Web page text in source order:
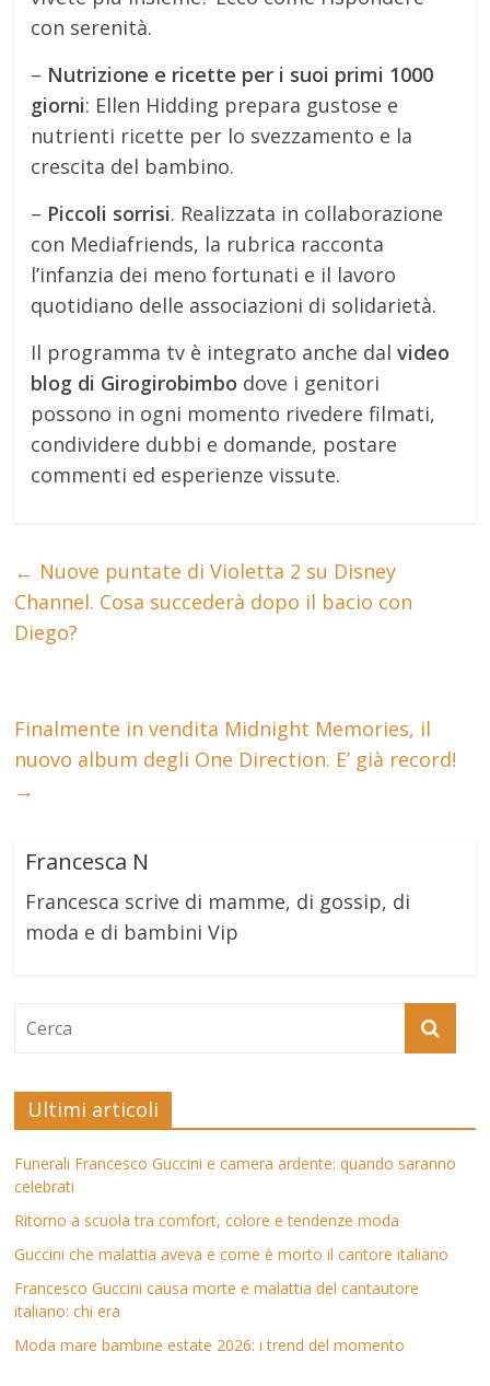
con serenità.
– Nutrizione e ricette per i suoi primi 1000
giorni: Ellen Hidding prepara gustose e
nutrienti ricette per lo svezzamento e la
crescita del bambino.
– Piccoli sorrisi. Realizzata in collaborazione
con Mediafriends, la rubrica racconta
l’infanzia dei meno fortunati e il lavoro
quotidiano delle associazioni di solidarietà.
Il programma tv è integrato anche dalvideo
blog di Girogirobimbo dove i genitori
possono in ogni momento rivedere filmati,
condividere dubbi e domande, postare
commenti ed esperienze vissute.
← Nuove puntate di Violetta 2 su Disney
Channel. Cosa succederà dopo il bacio con
Diego?
Finalmente in vendita Midnight Memories, il
nuovo album degli One Direction. E’ già record!
→
Francesca N
Francesca scrive di mamme, di gossip, di
moda e di bambini Vip
Ultimi articoli
Funerali Francesco Guccini e camera ardente: quando saranno
celebrati
Ritorno a scuola tra comfort, colore e tendenze moda
Guccini che malattia aveva e come è morto il cantore italiano
Francesco Guccini causa morte e malattia del cantautore
italiano: chi era
Moda mare bambine estate 2026: i trend del momento